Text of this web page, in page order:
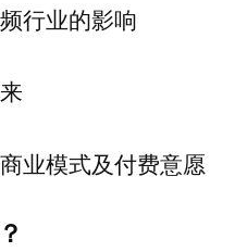
行业的影响
业模式及付费意愿